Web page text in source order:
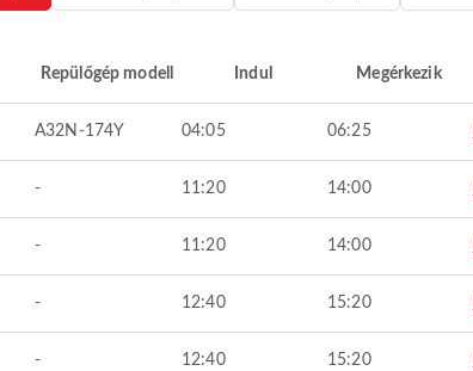
Repülőgép modell Indul Megérkezik
A32N-174Y 04:05 06:25
- 11:20 14:00
- 11:20 14:00
- 12:40 15:20
- 12:40 15:20